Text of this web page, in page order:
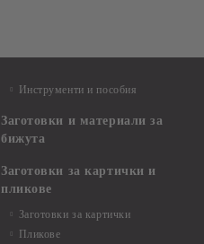
Инструменти и пособия
Заготовки и материали за
бижута
Заготовки за картички и
пликове
Заготовки за картички
Пликове